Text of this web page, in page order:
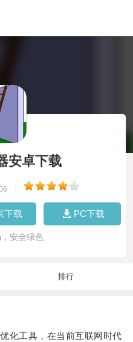
安卓下载
下载 PC下载
安全绿色
排行
工具，在当前互联网时代